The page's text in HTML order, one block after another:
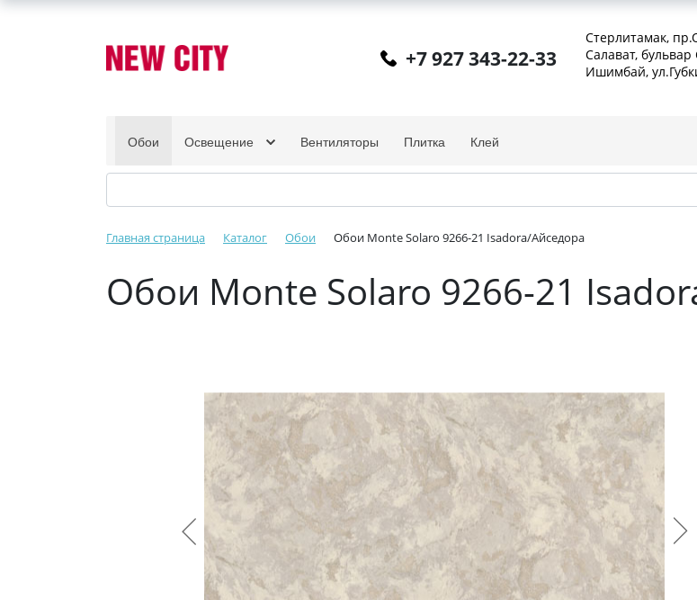
+7 927 343-22-33
Стерлитамак,
Салават,
Ишимбай,
Обои Освещение Вентиляторы Плитка Клей
Главная страница Каталог Обои Обои Monte Solaro 9266-21 Isadora/Айседора
Обои Monte Solaro 9266-21